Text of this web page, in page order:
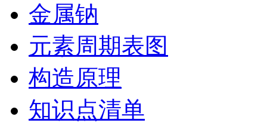
金属钠
元素周期表图
构造原理
知识点清单